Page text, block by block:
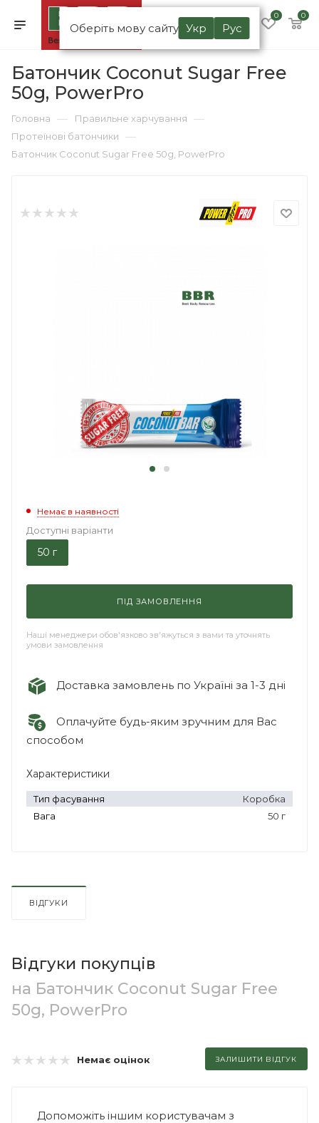
Оберіть мову сайту Укр Рус
0 0
Батончик Coconut Sugar Free
50g, PowerPro
Головна — Правильне харчування —
Протеїнові батончики —
Батончик Coconut Sugar Free 50g, PowerPro
Немає в наявності
Доступні варіанти
50 г
ПІД ЗАМОВЛЕННЯ
Наші менеджери обов'язково зв'яжуться з вами та уточнять
умови замовлення
Доставка замовлень по Україні за 1-3 дні
Оплачуйте будь-яким зручним для Вас
способом
Характеристики
Тип фасування
Коробка
Вага
50 г
ВІДГУКИ
Відгуки покупців
на Батончик Coconut Sugar Free
50g, PowerPro
Немає оцінок ЗАЛИШИТИ ВІДГУК
Допоможіть іншим користувачам з